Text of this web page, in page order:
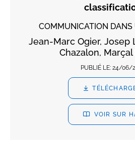
COMMUNICATION DANS
Jean-Marc Ogier, Josep
Chazalon,
PUBLIÉ LE: 24/06/
VOIR SUR